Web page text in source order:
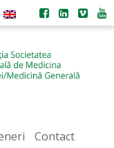
Contact